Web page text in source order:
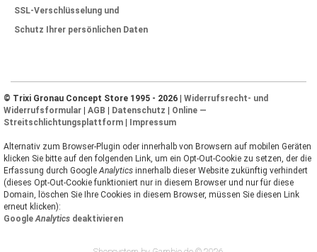
SSL-Verschlüsselung und
Schutz Ihrer persönlichen Daten
© Trixi Gronau Concept Store 1995 - 2026 | Widerrufsrecht- und
Widerrufsformular | AGB | Datenschutz | Online —
Streitschlichtungsplattform | Impressum
Alternativ zum Browser-Plugin oder innerhalb von Browsern auf mobilen Geräten
klicken Sie bitte auf den folgenden Link, um ein Opt-Out-Cookie zu setzen, der die
Erfassung durch Google Analytics innerhalb dieser Website zukünftig verhindert
(dieses Opt-Out-Cookie funktioniert nur in diesem Browser und nur für diese
Domain, löschen Sie Ihre Cookies in diesem Browser, müssen Sie diesen Link
erneut klicken):
Google Analytics deaktivieren